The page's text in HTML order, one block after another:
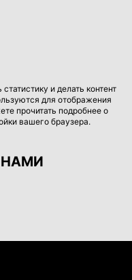
и делать контент
для отображения
прочитать подробнее о
вашего браузера.
НАМИ